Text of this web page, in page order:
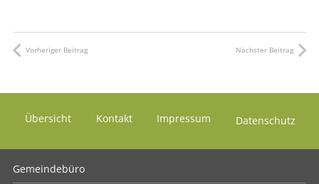
Vorheriger Beitrag Nächster Beitrag
Übersicht Kontakt Impressum Datenschutz
Gemeindebüro